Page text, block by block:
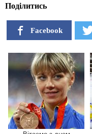
Поділитись
Facebook